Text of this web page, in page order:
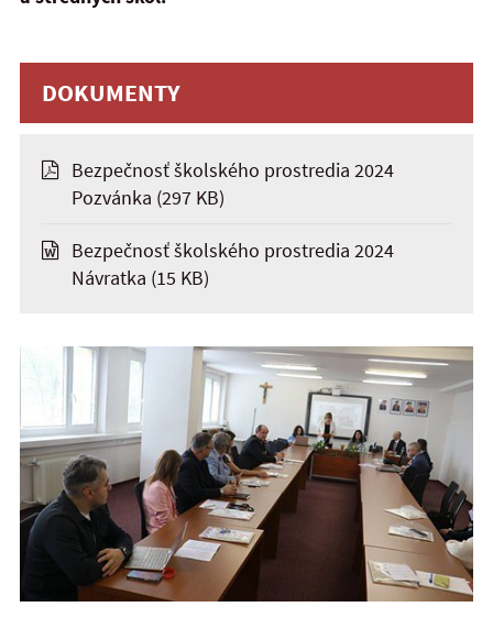
DOKUMENTY
Bezpečnosť školského prostredia 2024
Pozvánka (297 KB)
Bezpečnosť školského prostredia 2024
Návratka (15 KB)